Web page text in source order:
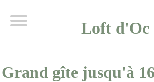
Loft d'Oc
Grand gîte jusqu'à